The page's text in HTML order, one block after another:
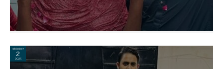
oktober
2
2025